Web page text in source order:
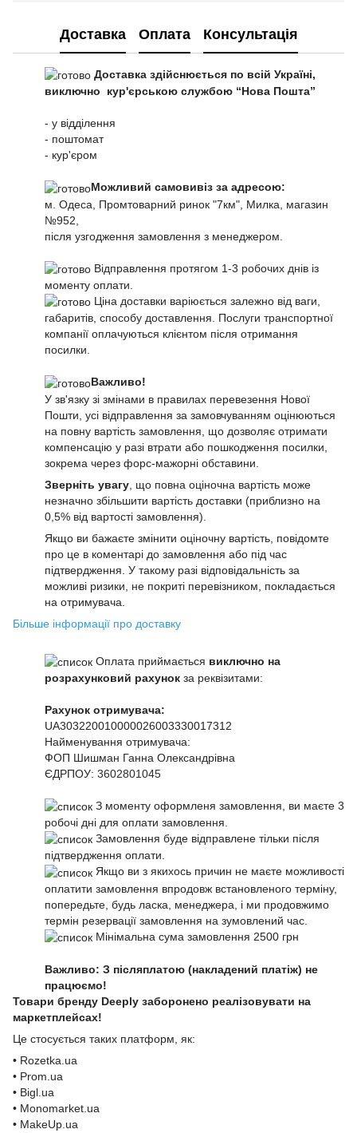
Доставка Оплата Консультація
Доставка здійснюється по всій Україні,
виключно кур'єрською службою “Нова Пошта”
- у відділення
- поштомат
- кур'єром
Можливий самовивіз за адресою:
м. Одеса, Промтоварний ринок "7км", Милка, магазин
№952,
після узгодження замовлення з менеджером.
Відправлення протягом 1-3 робочих днів із
моменту оплати.
Ціна доставки варіюється залежно від ваги,
габаритів, способу доставлення. Послуги транспортної
компанії оплачуються клієнтом після отримання
посилки.
Важливо!
У зв'язку зі змінами в правилах перевезення Нової
Пошти, усі відправлення за замовчуванням оцінюються
на повну вартість замовлення, що дозволяє отримати
компенсацію у разі втрати або пошкодження посилки,
зокрема через форс-мажорні обставини.
Зверніть увагу , що повна оціночна вартість може
незначно збільшити вартість доставки (приблизно на
0,5% від вартості замовлення).
Якщо ви бажаєте змінити оціночну вартість, повідомте
про це в коментарі до замовлення або під час
підтвердження. У такому разі відповідальність за
можливі ризики, не покриті перевізником, покладається
на отримувача.
Більше інформації про доставку
Оплата приймається виключно на
розрахунковий рахунок за реквізитами:
Рахунок отримувача:
UA303220010000026003330017312
Найменування отримувача:
ФОП Шишман Ганна Олександрівна
ЄДРПОУ: 3602801045
З моменту оформленя замовлення, ви маєте 3
робочі дні для оплати замовлення.
Замовлення буде відправлене тільки після
підтвердження оплати.
Якщо ви з якихось причин не маєте можливості
оплатити замовлення впродовж встановленого терміну,
попередьте, будь ласка, менеджера, і ми продовжимо
термін резервації замовлення на зумовлений час.
Мінімальна сума замовлення 2500 грн
Важливо: З післяплатою (накладений платіж) не
працюємо!
Товари бренду Deeply заборонено реалізовувати на
маркетплейсах!
Це стосується таких платформ, як:
• Rozetka.ua
• Prom.ua
• Bigl.ua
• Monomarket.ua
• MakeUp.ua